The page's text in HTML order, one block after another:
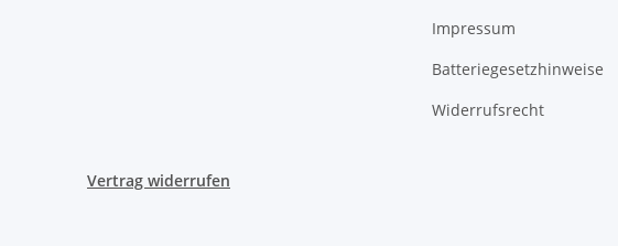
Impressum
Batteriegesetzhinweise
Widerrufsrecht
Vertrag widerrufen